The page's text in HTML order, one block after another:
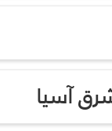
آسيا